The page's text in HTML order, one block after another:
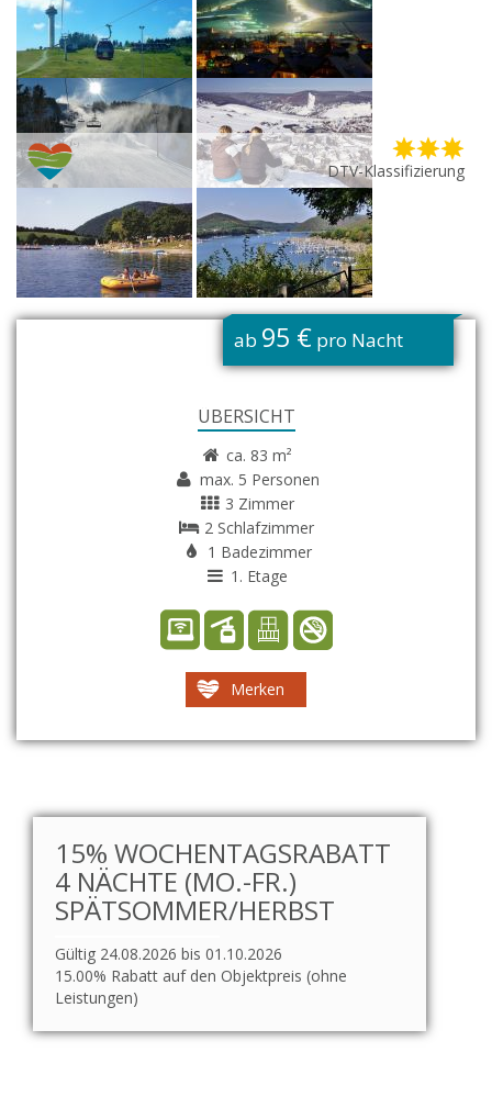
DTV-Klassifizierung
ab 95 € pro Nacht
ÜBERSICHT
ca. 83 m²
max. 5 Personen
3 Zimmer
2 Schlafzimmer
1 Badezimmer
1. Etage
Merken
15% WOCHENTAGSRABATT
4 NÄCHTE (MO.-FR.)
SPÄTSOMMER/HERBST
Gültig 24.08.2026 bis 01.10.2026
15.00% Rabatt auf den Objektpreis (ohne
Leistungen)